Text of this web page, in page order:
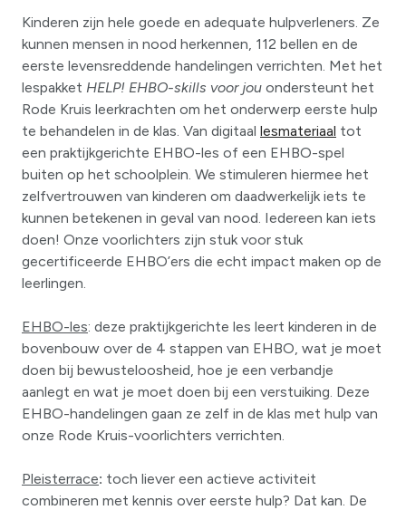
Kinderen zijn hele goede en adequate hulpverleners. Ze
kunnen mensen in nood herkennen, 112 bellen en de
eerste levensreddende handelingen verrichten. Met het
lespakket HELP! EHBO-skills voor jou ondersteunt het
Rode Kruis leerkrachten om het onderwerp eerste hulp
te behandelen in de klas. Van digitaal lesmateriaal tot
een praktijkgerichte EHBO-les of een EHBO-spel
buiten op het schoolplein. We stimuleren hiermee het
zelfvertrouwen van kinderen om daadwerkelijk iets te
kunnen betekenen in geval van nood. Iedereen kan iets
doen! Onze voorlichters zijn stuk voor stuk
gecertificeerde EHBO’ers die echt impact maken op de
leerlingen.
EHBO-les: deze praktijkgerichte les leert kinderen in de
bovenbouw over de 4 stappen van EHBO, wat je moet
doen bij bewusteloosheid, hoe je een verbandje
aanlegt en wat je moet doen bij een verstuiking. Deze
EHBO-handelingen gaan ze zelf in de klas met hulp van
onze Rode Kruis-voorlichters verrichten.
Pleisterrace: toch liever een actieve activiteit
combineren met kennis over eerste hulp? Dat kan. De